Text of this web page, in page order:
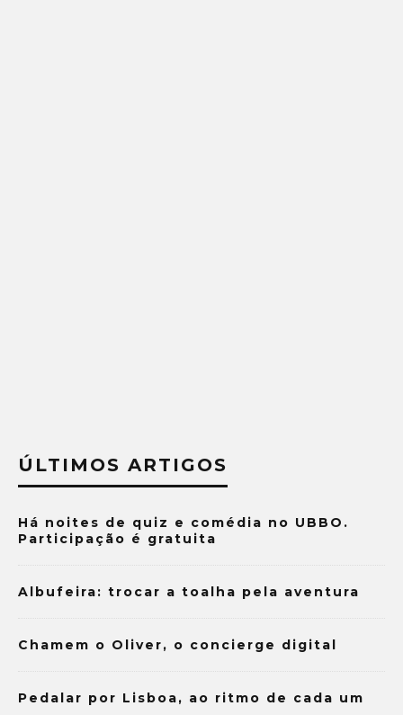
ÚLTIMOS ARTIGOS
Há noites de quiz e comédia no UBBO.
Participação é gratuita
Albufeira: trocar a toalha pela aventura
Chamem o Oliver, o concierge digital
Pedalar por Lisboa, ao ritmo de cada um